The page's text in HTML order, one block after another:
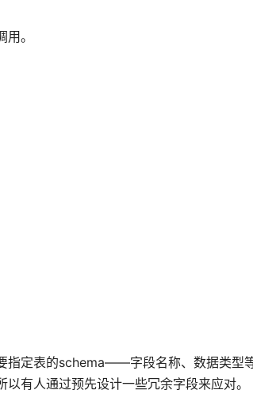
。
指定表的schema——字段名称、数据类型
有人通过预先设计一些冗余字段来应对。